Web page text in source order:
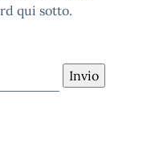
qui sotto.